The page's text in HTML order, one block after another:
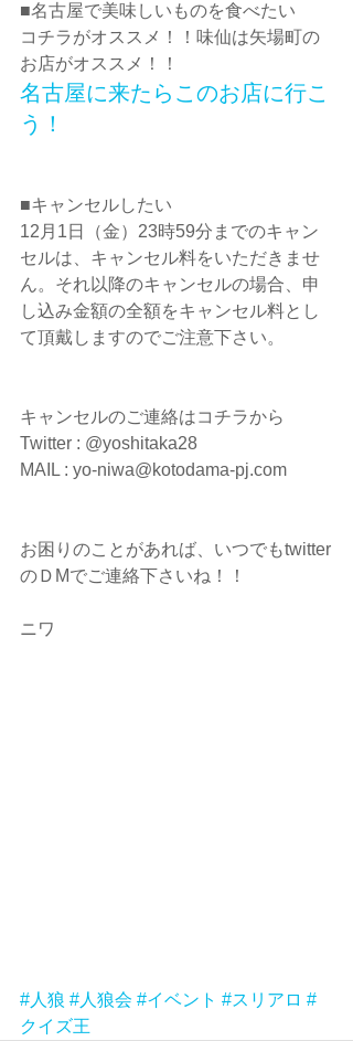
■名古屋で美味しいものを食べたい
コチラがオススメ！！味仙は矢場町の
お店がオススメ！！
名古屋に来たらこのお店に行こ
う！
■キャンセルしたい
12月1日（金）23時59分までのキャン
セルは、キャンセル料をいただきませ
ん。それ以降のキャンセルの場合、申
し込み金額の全額をキャンセル料とし
て頂戴しますのでご注意下さい。
キャンセルのご連絡はコチラから
Twitter : @yoshitaka28
MAIL : yo-niwa@kotodama-pj.com
お困りのことがあれば、いつでもtwitter
のＤMでご連絡下さいね！！
ニワ
#人狼 #人狼会 #イベント #スリアロ #
クイズ王